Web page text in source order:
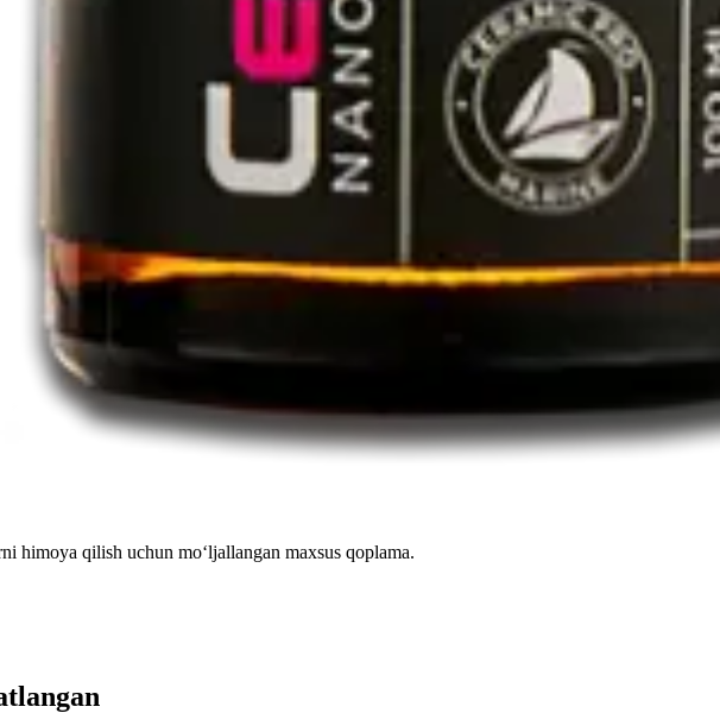
himoya qilish uchun moʻljallangan maxsus qoplama.